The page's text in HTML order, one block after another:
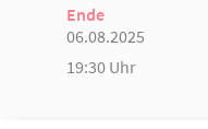
Ende
06.08.2025
19:30 Uhr